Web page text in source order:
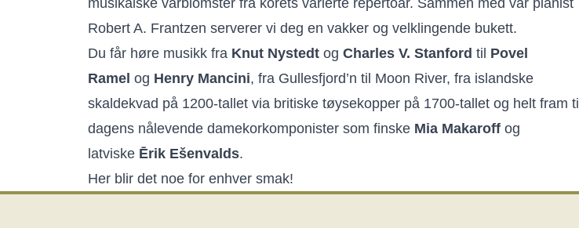
musikalske vårblomster fra korets varierte repertoar. Sammen med vår pianist
Robert A. Frantzen serverer vi deg en vakker og velklingende bukett.
Du får høre musikk fra Knut Nystedt og Charles V. Stanford til Povel
Ramel og Henry Mancini, fra Gullesfjord’n til Moon River, fra islandske
skaldekvad på 1200-tallet via britiske tøysekopper på 1700-tallet og helt fram til
dagens nålevende damekorkomponister som finske Mia Makaroff og
latviske Ērik Ešenvalds.
Her blir det noe for enhver smak!